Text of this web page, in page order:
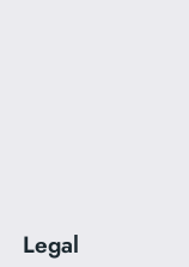
Legal